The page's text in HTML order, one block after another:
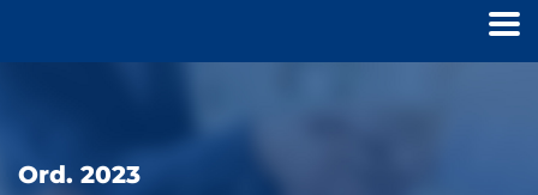
Ord. 2023